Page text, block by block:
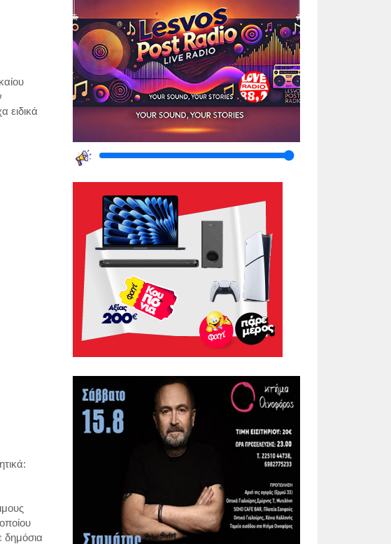
ειδικά
δημόσια